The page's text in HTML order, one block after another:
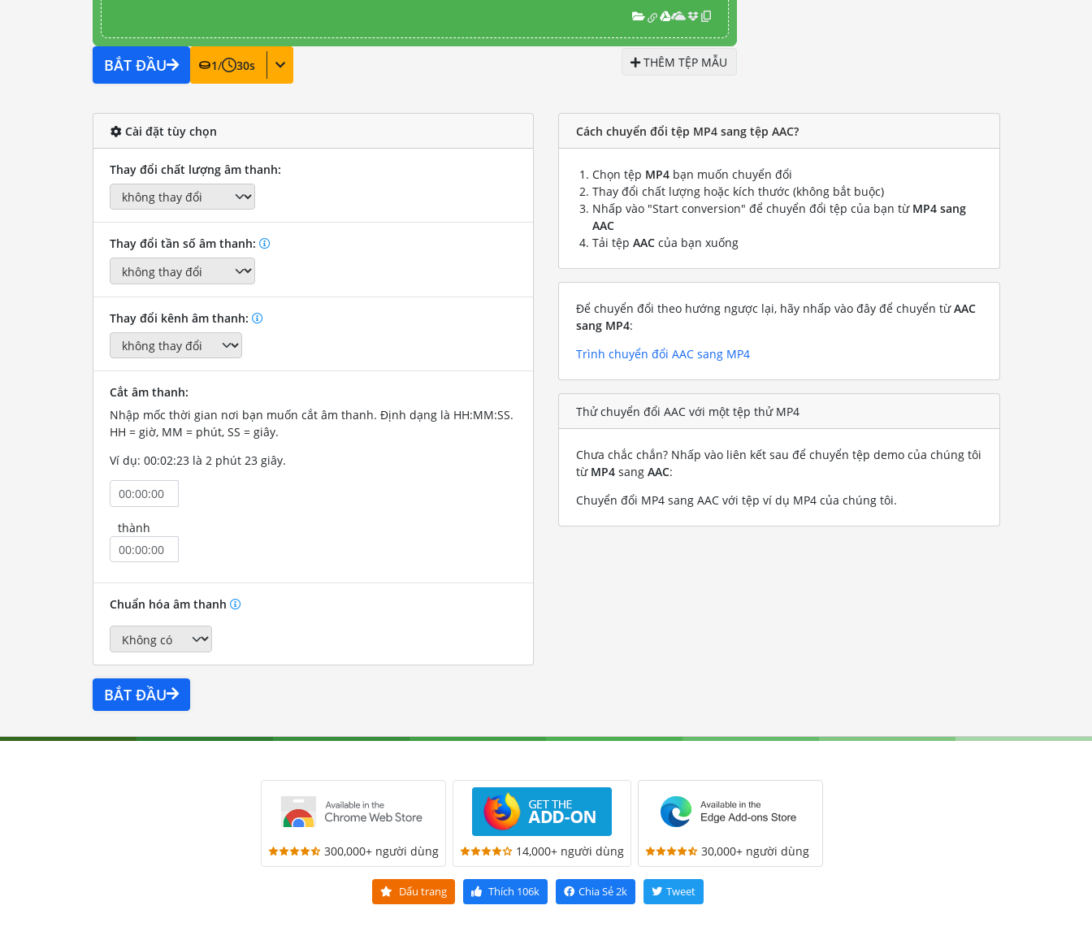
BẮT ĐẦU 1/ 30s THÊM TỆP MẪU
Cài đặt tùy chọn
Thay đổi chất lượng âm thanh:
Thay đổi tần số âm thanh:
Thay đổi kênh âm thanh:
Cắt âm thanh:
Nhập mốc thời gian nơi bạn muốn cắt âm thanh. Định dạng là HH:MM:SS.
HH = giờ, MM = phút, SS = giây.
Ví dụ: 00:02:23 là 2 phút 23 giây.
thành
Chuẩn hóa âm thanh
BẮT ĐẦU
Cách chuyển đổi tệp MP4 sang tệp AAC?
Chọn tệp MP4 bạn muốn chuyển đổi
Thay đổi chất lượng hoặc kích thước (không bắt buộc)
Nhấp vào "Start conversion" để chuyển đổi tệp của bạn từ MP4 sang
AAC
Tải tệp AAC của bạn xuống
Để chuyển đổi theo hướng ngược lại, hãy nhấp vào đây để chuyển từAAC
sang MP4:
Trình chuyển đổi AAC sang MP4
Thử chuyển đổi AAC với một tệp thử MP4
Chưa chắc chắn? Nhấp vào liên kết sau để chuyển tệp demo của chúng tôi
từ MP4 sang AAC:
Chuyển đổi MP4 sang AAC với tệp ví dụ MP4 của chúng tôi.
300,000+ người dùng 14,000+ người dùng 30,000+ người dùng
Dấu trang Thích 106k Chia Sẻ2k Tweet